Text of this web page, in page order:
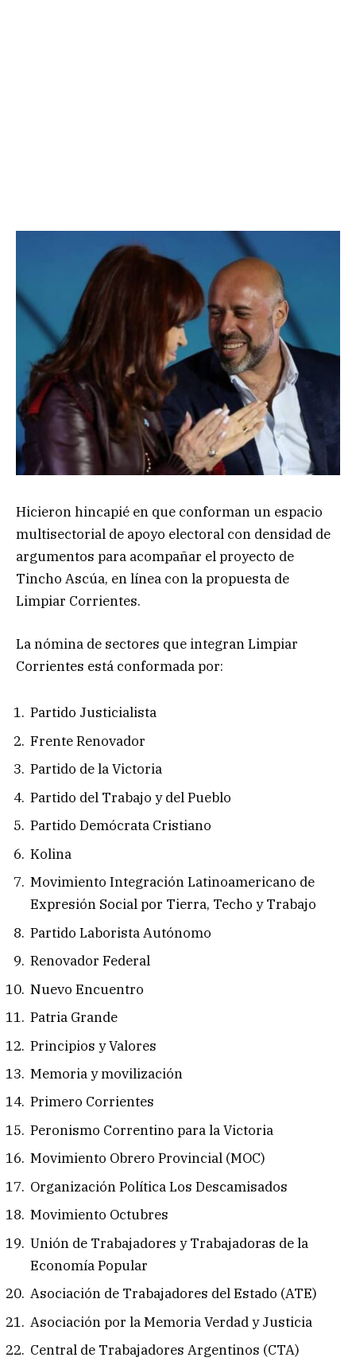
Hicieron hincapié en que conforman un espacio
multisectorial de apoyo electoral con densidad de
argumentos para acompañar el proyecto de
Tincho Ascúa, en línea con la propuesta de
Limpiar Corrientes.
La nómina de sectores que integran Limpiar
Corrientes está conformada por:
Partido Justicialista
Frente Renovador
Partido de la Victoria
Partido del Trabajo y del Pueblo
Partido Demócrata Cristiano
Kolina
Movimiento Integración Latinoamericano de
Expresión Social por Tierra, Techo y Trabajo
Partido Laborista Autónomo
Renovador Federal
Nuevo Encuentro
Patria Grande
Principios y Valores
Memoria y movilización
⁠Primero Corrientes
⁠Peronismo Correntino para la Victoria
Movimiento Obrero Provincial (MOC)
⁠Organización Política Los Descamisados
⁠Movimiento Octubres
⁠Unión de Trabajadores y Trabajadoras de la
Economía Popular
⁠Asociación de Trabajadores del Estado (ATE)
Asociación por la Memoria Verdad y Justicia
⁠Central de Trabajadores Argentinos (CTA)